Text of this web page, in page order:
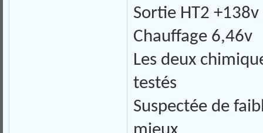
Sortie HT2 +138v
Chauffage 6,46v
Les deux
testés
Suspectée de